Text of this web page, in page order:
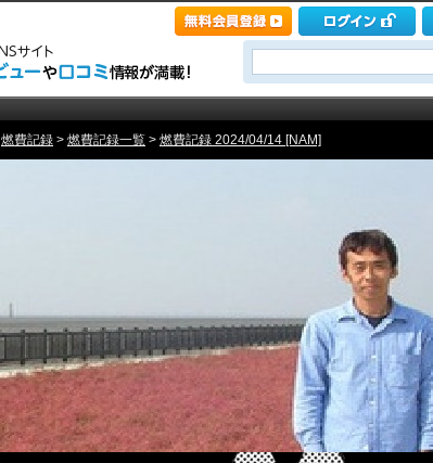
燃費記録 > 燃費記録一覧 > 燃費記録 2024/04/14 [NAM]